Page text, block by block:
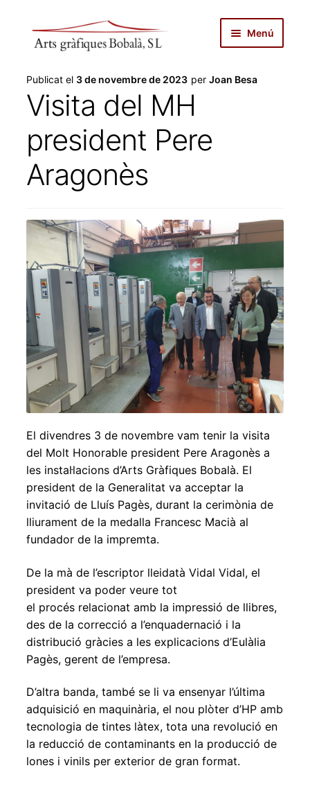
Menú
autopublicar
notícies
serveis
productes
sobre nosaltres
el
menú
Publicat el 3 de novembre de 2023 per Joan Besa
Visita del MH
president Pere
Aragonès
El divendres 3 de novembre vam tenir la visita
del Molt Honorable president Pere Aragonès a
les instal·lacions d’Arts Gràfiques Bobalà. El
president de la Generalitat va acceptar la
invitació de Lluís Pagès, durant la cerimònia de
lliurament de la medalla Francesc Macià al
fundador de la impremta.
De la mà de l’escriptor lleidatà Vidal Vidal, el
president va poder veure tot
el procés relacionat amb la impressió de llibres,
des de la correcció a l’enquadernació i la
distribució gràcies a les explicacions d’Eulàlia
Pagès, gerent de l’empresa.
D’altra banda, també se li va ensenyar l’última
adquisició en maquinària, el nou plòter d’HP amb
tecnologia de tintes làtex, tota una revolució en
la reducció de contaminants en la producció de
lones i vinils per exterior de gran format.